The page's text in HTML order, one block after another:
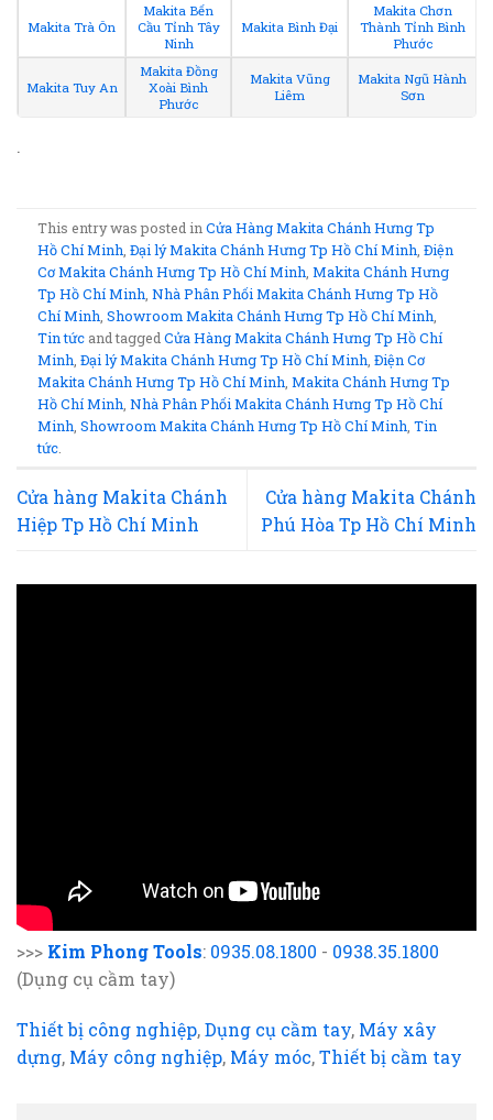
Makita Trà Ôn
Makita Bến
Cầu Tỉnh Tây
Ninh
Makita Bình Đại
Makita Chơn
Thành Tỉnh Bình
Phước
Makita Tuy An
Makita Đồng
Xoài Bình
Phước
Makita Vũng
Liêm
Makita Ngũ Hành
Sơn
.
This entry was posted inCửa Hàng Makita Chánh Hưng Tp
Hồ Chí Minh ,Đại lý Makita Chánh Hưng Tp Hồ Chí Minh ,Điện
Cơ Makita Chánh Hưng Tp Hồ Chí Minh ,Makita Chánh Hưng
Tp Hồ Chí Minh ,Nhà Phân Phối Makita Chánh Hưng Tp Hồ
Chí Minh ,Showroom Makita Chánh Hưng Tp Hồ Chí Minh
Tin tức and taggedCửa Hàng Makita Chánh Hưng Tp Hồ Chí
Minh ,Đại lý Makita Chánh Hưng Tp Hồ Chí Minh ,Điện Cơ
Makita Chánh Hưng Tp Hồ Chí Minh ,Makita Chánh Hưng Tp
Hồ Chí Minh ,Nhà Phân Phối Makita Chánh Hưng Tp Hồ Chí
Minh ,Showroom Makita Chánh Hưng Tp Hồ Chí Minh ,Tin
tức
Cửa hàng Makita Chánh
Hiệp Tp Hồ Chí Minh
Cửa hàng Makita Chánh
Phú Hòa Tp Hồ Chí Minh
>>> Kim Phong Tools: 0935.08.1800 - 0938.35.1800
(Dụng cụ cầm tay)
Thiết bị công nghiệp,Dụng cụ cầm tay, Máy xây
dựng, Máy công nghiệp, Máy móc,Thiết bị cầm tay